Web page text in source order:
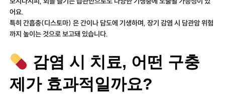
어요.
특히 간흡충(디스토마) 은 간이나 담도에 기생하며, 장기 감염 시 담관암 위험
까지 높이는 것으로 보고돼 있습니다.
감염 시 치료, 어떤 구충
제가 효과적일까요?